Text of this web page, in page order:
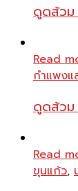
ดูดส้วม
Read
กำแพงแ
ดูดส้วม
Read
ขุนแก้ว,